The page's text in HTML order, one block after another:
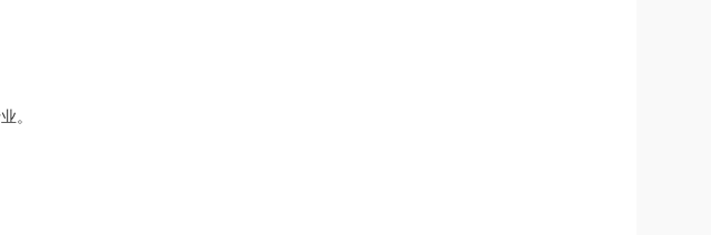
。